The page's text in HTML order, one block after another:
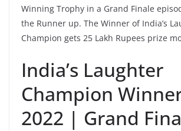
Winning Trophy in a Grand Finale
the Runner up. The Winner of India’s
Champion gets 25 Lakh Rupees prize
India’s Laughter
Champion
2022 | Grand